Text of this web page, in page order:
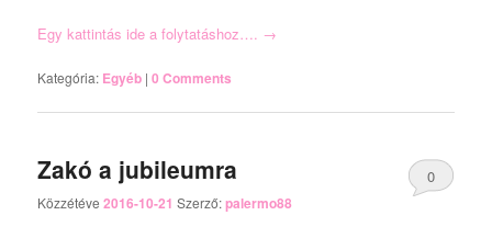
Egy kattintás ide a folytatáshoz…. →
Kategória: Egyéb |0 Comments
Zakó a jubileumra
Közzétéve2016-10-21 Szerző:palermo88
0